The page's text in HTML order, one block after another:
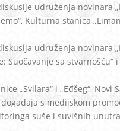
udruženja novinara
Kulturna stanica
udruženja novinara
Suočavanje sa stvarnošću“ i
i „Eđšeg“, Novi
s medijskom
suše i suvišnih